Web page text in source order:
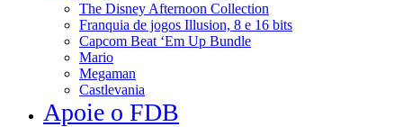
The Disney Afternoon Collection
Franquia de jogos Illusion, 8 e 16 bits
Capcom Beat ‘Em Up Bundle
Mario
Megaman
Castlevania
Apoie o FDB